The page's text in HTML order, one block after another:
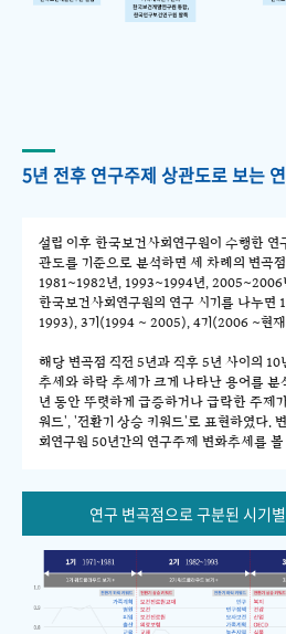
5년 전후 연구주제 상관도로 보는
설립 이후 한국보건사회연구원이 수행한
관도를 기준으로 분석하면 세 차례의 변곡
1981~1982년, 1993~1994년, 2005~2006
한국보건사회연구원의 연구 시기를 나누면
1993), 3기(1994 ~ 2005), 4기(2006 ~현
해당 변곡점 직전 5년과 직후 5년 사이의
추세와 하락 추세가 크게 나타난 용어를 분
년 동안 뚜렷하게 급증하거나 급락한 주제
워드', '전환기 상승 키워드'로 표현하였다.
회연구원 50년간의 연구주제 변화추세를
연구 변곡점으로 구분된 시기